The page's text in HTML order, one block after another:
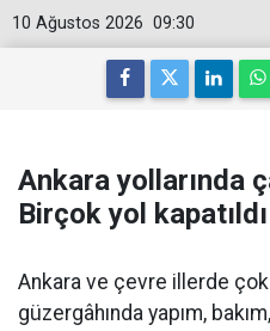
09:30
10 Ağustos 2026
Ankara yollarında
Birçok yol kapatıldı
Ankara ve çevre illerde çok
güzergâhında yapım,